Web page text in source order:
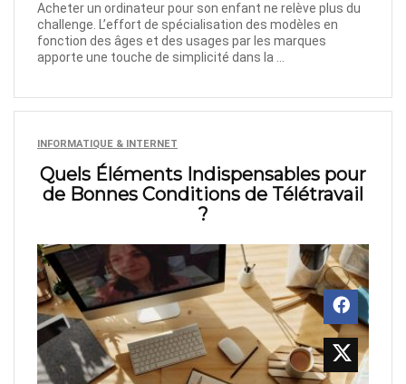
Acheter un ordinateur pour son enfant ne relève plus du
challenge. L’effort de spécialisation des modèles en
fonction des âges et des usages par les marques
apporte une touche de simplicité dans la ...
INFORMATIQUE & INTERNET
Quels Éléments Indispensables pour
de Bonnes Conditions de Télétravail
?